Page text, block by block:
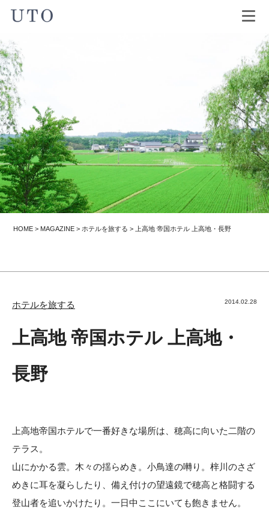
HOME > MAGAZINE > ホテルを旅する > 上高地 帝国ホテル 上高地・長野
2014.02.28
ホテルを旅する
上高地 帝国ホテル 上高地・
長野
上高地帝国ホテルで一番好きな場所は、穂高に向いた二階の
テラス。
山にかかる雲。木々の揺らめき。小鳥達の囀り。梓川のさざ
めきに耳を凝らしたり、備え付けの望遠鏡で穂高と格闘する
登山者を追いかけたり。一日中ここにいても飽きません。